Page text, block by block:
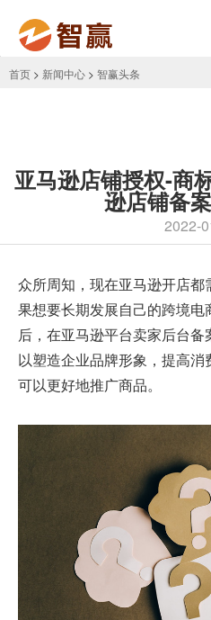
首页 > 新闻中心 > 智赢头条
亚马逊店铺授权-商
逊店铺备
2022-
众所周知，现在亚马逊开店都
果想要长期发展自己的跨境
后，在亚马逊平台卖家后台
以塑造企业品牌形象，提高
可以更好地推广商品。